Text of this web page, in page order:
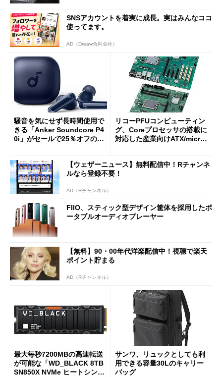
SNSアカウントを着実に成長。実はみんなココ
使ってます。
AD（Dreaw合同会社）
騒音を気にせず長時間使用で
きる「Anker Soundcore P4
0i」がセールで25％オフの59
リコーPFUコンピューティン
グ、Coreプロセッサの搭載に
対応した産業向けATX/micro
【ウェザーニュース】無料配信中！Rチャンネ
ルなら登録不要！
AD（Rチャンネル）
FIIO、スティック型デザイン筐体を採用したポ
ータブルオーディオプレーヤー
【無料】90・00年代洋楽配信中！視聴で楽天
ポイント貯まる
AD（Rチャンネル）
最大毎秒7200MBの高速転送
が可能な「WD_BLACK 8TB
SN850X NVMe ヒートシンク
サンワ、リュックとしても利
用できる容量30Lのキャリー
バッグ